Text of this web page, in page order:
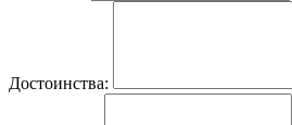
Достоинства: